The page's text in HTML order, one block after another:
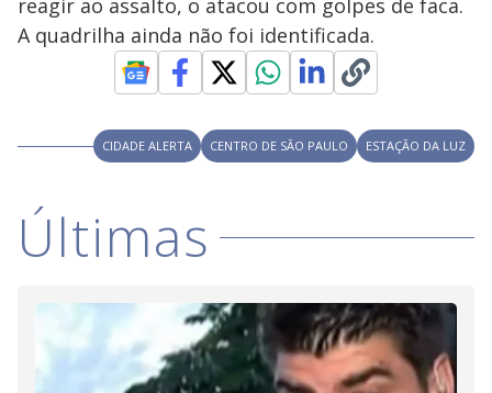
i
d
e
o
reagir ao assalto, o atacou com golpes de faca.
A quadrilha ainda não foi identificada.
CIDADE ALERTA CENTRO DE SÃO PAULO ESTAÇÃO DA LUZ
Últimas